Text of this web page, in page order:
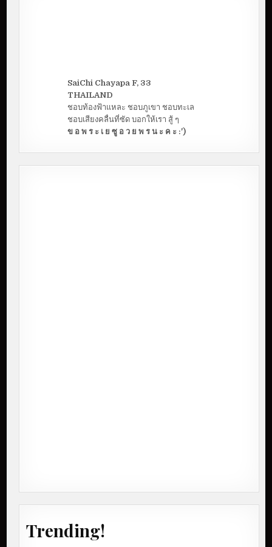
SaiChi Chayapa F, 33
THAILAND
ชอบท้องฟ้าแหละ ชอบภูเขา ชอบทะเล
ชอบเสียงคลื่นที่ซัด บอกให้เรา สู้ ๆ
ข อ พ ร ะ เ ย ซู อ ว ย พ ร น ะ ค ะ :')
Trending!